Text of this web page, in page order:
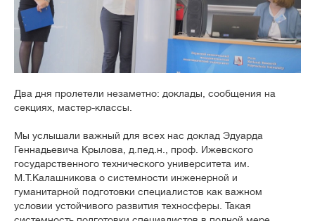
Два дня пролетели незаметно: доклады, сообщения на
секциях, мастер-классы.
Мы услышали важный для всех нас доклад Эдуарда
Геннадьевича Крылова, д.пед.н., проф. Ижевского
государственного технического университета им.
М.Т.Калашникова о системности инженерной и
гуманитарной подготовки специалистов как важном
условии устойчивого развития техносферы. Такая